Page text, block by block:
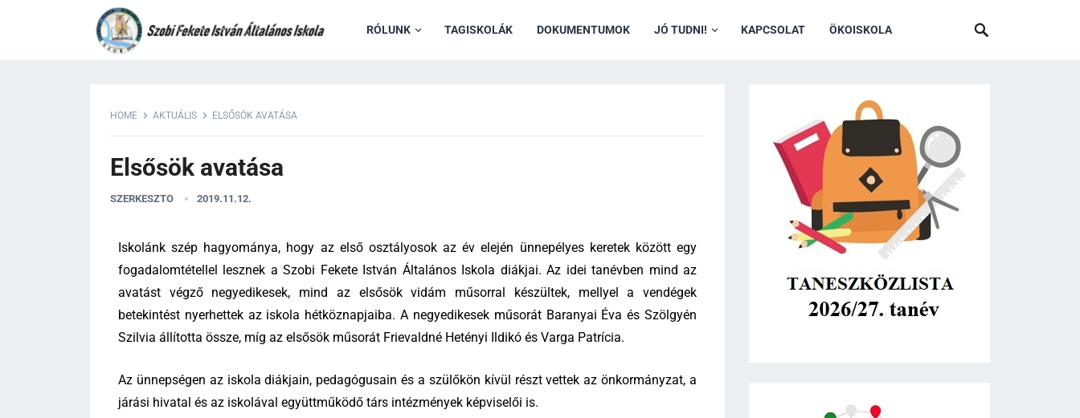
RÓLUNK TAGISKOLÁK DOKUMENTUMOK JÓ TUDNI! KAPCSOLAT ÖKOISKOLA
HOME AKTUÁLIS ELSŐSÖK AVATÁSA
Elsősök avatása
SZERKESZTO 2019.11.12.
Iskolánk szép hagyománya, hogy az első osztályosok az év elején ünnepélyes keretek között egy
fogadalomtétellel lesznek a Szobi Fekete István Általános Iskola diákjai. Az idei tanévben mind az
avatást végző negyedikesek, mind az elsősök vidám műsorral készültek, mellyel a vendégek
betekintést nyerhettek az iskola hétköznapjaiba. A negyedikesek műsorát Baranyai Éva és Szölgyén
Szilvia állította össze, míg az elsősök műsorát Frievaldné Hetényi Ildikó és Varga Patrícia.
Az ünnepségen az iskola diákjain, pedagógusain és a szülőkön kívül részt vettek az önkormányzat, a
járási hivatal és az iskolával együttműködő társ intézmények képviselői is.